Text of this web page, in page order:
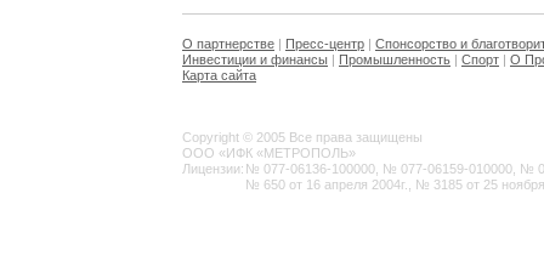
О партнерстве | Пресс-центр | Спонсорство и
Инвестиции и финансы | Промышленность | Спорт | О
Карта сайта
Copyright © 2005 Все права защищены
ООО «ИФК «МЕТРОПОЛЬ»
Лицензии: № 077-06136-100000, № 077-06159-010000, №
№ 650 от 16 апреля 2004г., № 3185 от 25